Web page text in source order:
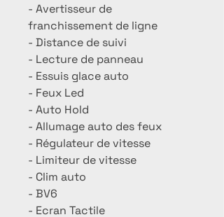
- Avertisseur de
franchissement de ligne
- Distance de suivi
- Lecture de panneau
- Essuis glace auto
- Feux Led
- Auto Hold
- Allumage auto des feux
- Régulateur de vitesse
- Limiteur de vitesse
- Clim auto
- BV6
- Ecran Tactile